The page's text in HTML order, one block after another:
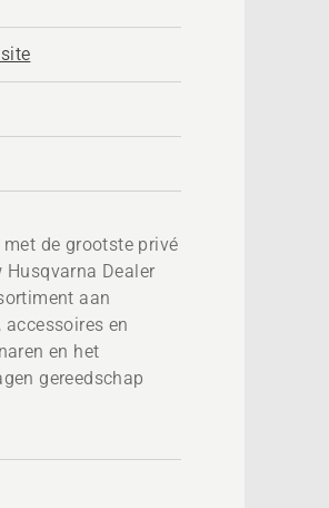
de grootste privé
Husqvarna Dealer
aan
accessoires en
en het
gereedschap